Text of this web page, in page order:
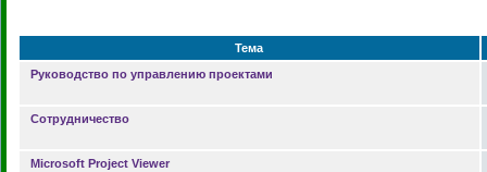
Тема
Руководство по управлению проектами
Сотрудничество
Microsoft Project Viewer